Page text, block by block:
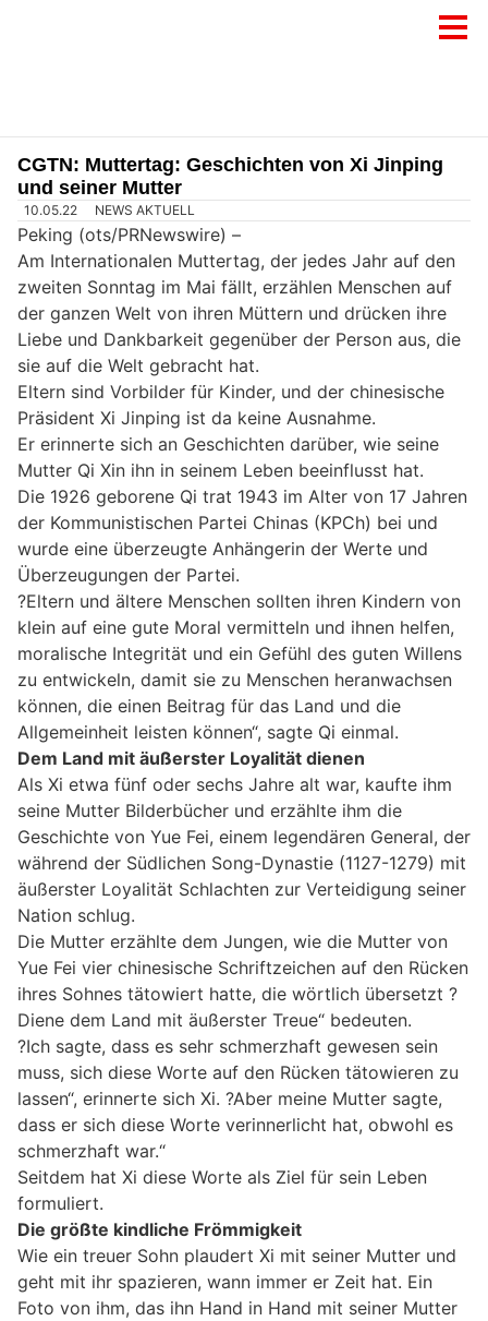
CGTN: Muttertag: Geschichten von Xi Jinping
und seiner Mutter
10.05.22 NEWS AKTUELL
Peking (ots/PRNewswire) –
Am Internationalen Muttertag, der jedes Jahr auf den
zweiten Sonntag im Mai fällt, erzählen Menschen auf
der ganzen Welt von ihren Müttern und drücken ihre
Liebe und Dankbarkeit gegenüber der Person aus, die
sie auf die Welt gebracht hat.
Eltern sind Vorbilder für Kinder, und der chinesische
Präsident Xi Jinping ist da keine Ausnahme.
Er erinnerte sich an Geschichten darüber, wie seine
Mutter Qi Xin ihn in seinem Leben beeinflusst hat.
Die 1926 geborene Qi trat 1943 im Alter von 17 Jahren
der Kommunistischen Partei Chinas (KPCh) bei und
wurde eine überzeugte Anhängerin der Werte und
Überzeugungen der Partei.
?Eltern und ältere Menschen sollten ihren Kindern von
klein auf eine gute Moral vermitteln und ihnen helfen,
moralische Integrität und ein Gefühl des guten Willens
zu entwickeln, damit sie zu Menschen heranwachsen
können, die einen Beitrag für das Land und die
Allgemeinheit leisten können“, sagte Qi einmal.
Dem Land mit äußerster Loyalität dienen
Als Xi etwa fünf oder sechs Jahre alt war, kaufte ihm
seine Mutter Bilderbücher und erzählte ihm die
Geschichte von Yue Fei, einem legendären General, der
während der Südlichen Song-Dynastie (1127-1279) mit
äußerster Loyalität Schlachten zur Verteidigung seiner
Nation schlug.
Die Mutter erzählte dem Jungen, wie die Mutter von
Yue Fei vier chinesische Schriftzeichen auf den Rücken
ihres Sohnes tätowiert hatte, die wörtlich übersetzt ?
Diene dem Land mit äußerster Treue“ bedeuten.
?Ich sagte, dass es sehr schmerzhaft gewesen sein
muss, sich diese Worte auf den Rücken tätowieren zu
lassen“, erinnerte sich Xi. ?Aber meine Mutter sagte,
dass er sich diese Worte verinnerlicht hat, obwohl es
schmerzhaft war.“
Seitdem hat Xi diese Worte als Ziel für sein Leben
formuliert.
Die größte kindliche Frömmigkeit
Wie ein treuer Sohn plaudert Xi mit seiner Mutter und
geht mit ihr spazieren, wann immer er Zeit hat. Ein
Foto von ihm, das ihn Hand in Hand mit seiner Mutter